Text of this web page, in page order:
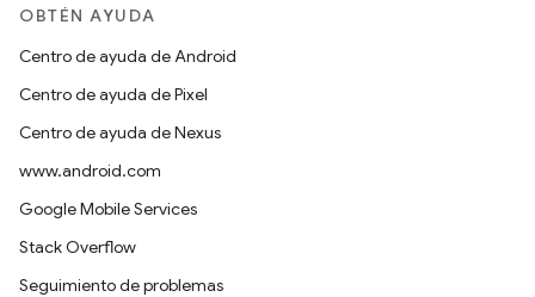
OBTÉN AYUDA
Centro de ayuda de Android
Centro de ayuda de Pixel
Centro de ayuda de Nexus
www.android.com
Google Mobile Services
Stack Overflow
Seguimiento de problemas